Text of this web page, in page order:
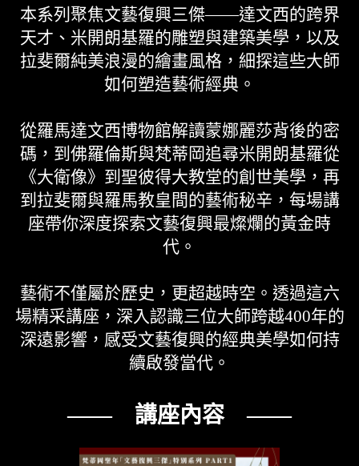
本系列聚焦文藝復興三傑——達文西的跨界
天才、米開朗基羅的雕塑與建築美學，以及
拉斐爾純美浪漫的繪畫風格，細探這些大師
如何塑造藝術經典。
從羅馬達文西博物館解讀蒙娜麗莎背後的密
碼，到佛羅倫斯與梵蒂岡追尋米開朗基羅從
《大衛像》到聖彼得大教堂的創世美學，再
到拉斐爾與羅馬教皇間的藝術秘辛，每場講
座帶你深度探索文藝復興最燦爛的黃金時
代。
藝術不僅屬於歷史，更超越時空。透過這六
場精采講座，深入認識三位大師跨越400年的
深遠影響，感受文藝復興的經典美學如何持
續啟發當代。
—— 講座內容 ——